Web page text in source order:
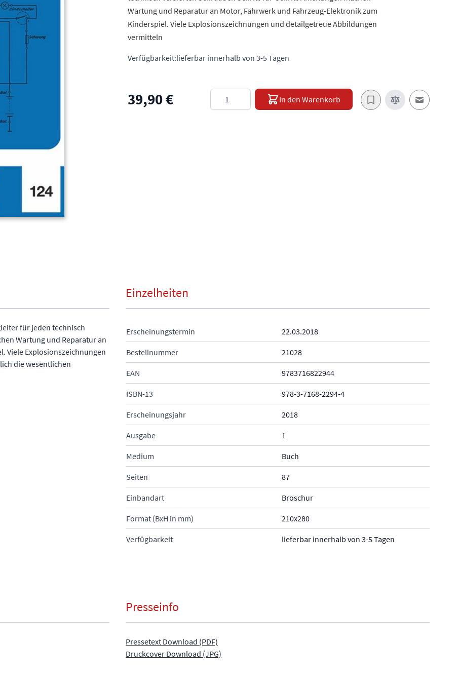
Wartung und Reparatur an Motor, Fahrwerk und Fahrzeug-Elektronik zum
Kinderspiel. Viele Explosionszeichnungen und detailgetreue Abbildungen
vermitteln
Verfügbarkeit:lieferbar innerhalb von 3-5 Tagen
39,90 € In den Warenkorb
E-Mail an
für jeden technisch
Wartung und Reparatur an
Viele Explosionszeichnungen
die wesentlichen
Einzelheiten
Erscheinungstermin 22.03.2018
Bestellnummer 21028
EAN 9783716822944
ISBN-13 978-3-7168-2294-4
Erscheinungsjahr 2018
Ausgabe 1
Medium Buch
Seiten 87
Einbandart Broschur
Format (BxH in mm) 210x280
Verfügbarkeit lieferbar innerhalb von 3-5 Tagen
Presseinfo
Pressetext Download (PDF)
Druckcover Download (JPG)